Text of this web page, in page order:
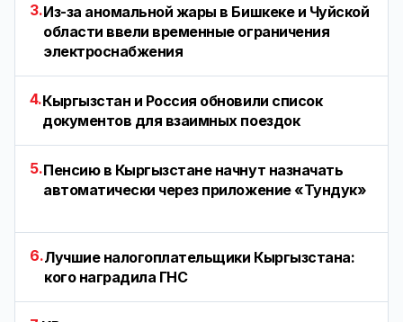
3.Из-за аномальной жары в Бишкеке и Чуйской
области ввели временные ограничения
электроснабжения
4.Кыргызстан и Россия обновили список
документов для взаимных поездок
5.Пенсию в Кыргызстане начнут назначать
автоматически через приложение «Тундук»
6.Лучшие налогоплательщики Кыргызстана:
кого наградила ГНС